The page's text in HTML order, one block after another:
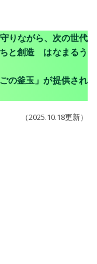
りながら、次の世代
と創造 はなまるう
の釜玉」が提供され
（2025.10.18更新）